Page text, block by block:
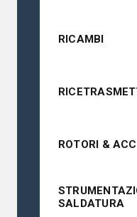
RICAMBI
ROTORI &
SALDATURA